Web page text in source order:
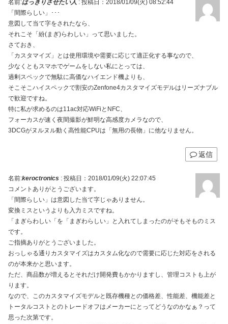
名前:はっきりさせたい人 : 投稿日：2018/01/09(火) 08:52:44
「間際らしい」･･･
意図して当て字をされたなら、
それこそ「紛(まぎ)らわしい」って思いました。
さておき、
「カスタマイズ」とは使用環境や需要に応じて適正化する事なので、
少なくともスマホでゲームをしない私にとっては、
過剰スペックで無駄に高価なハイエンド機よりも、
そこそこハイスペックで割安のZenfone4カスタマイズモデルはリーズナブル
で歓迎ですね。
特に私が求めるのは11ac対応WiFiとNFC、
フォーカスが速く夜間撮影が鮮明な高感度カメラなので、
3DCGがヌルヌル動く高性能CPUは「無用の長物」に他なりません。
返信
名前:keroctronics : 投稿日：2018/01/09(火) 22:07:45
コメントありがとうございます。
「間際らしい」は意図した当て字じゃありません。
変換ミスというよりも入力ミスですね。
「まぎらわしい「を「まぎわらしい」と入れてしまったのがそもそものミス
です。
ご指摘ありがとうございました。
おっしゃる通りカスタマイズはカスタム化なので需要に応じた対応をされる
のが本来かと思います。
ただ、商品数が増えるとそれだけ開発費もかかりますし、管理コストも上が
ります。
なので、このカスタマイズモデルと既存機種との価格差、性能差、機能差と
トータルコストとのトレードオフはメーカーにとってどうなのかなぁ？って
思った次第です。